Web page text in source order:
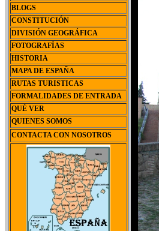
BLOGS
CONSTITUCIÓN
DIVISIÓN GEOGRÁFICA
FOTOGRAFÍAS
HISTORIA
MAPA DE ESPAÑA
RUTAS TURISTICAS
FORMALIDADES DE ENTRADA
QUÉ VER
QUIENES SOMOS
CONTACTA CON NOSOTROS